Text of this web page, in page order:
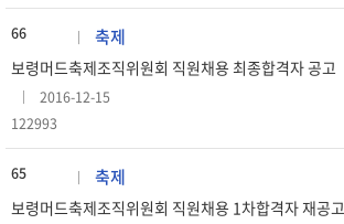
66 축제
보령머드축제조직위원회 직원채용 최종합격자 공고
2016-12-15
122993
65 축제
보령머드축제조직위원회 직원채용 1차합격자 재공고